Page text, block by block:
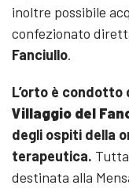
inoltre possibile
confezionato
Fanciullo.
L’orto è condotto
Villaggio del
degli ospiti della
terapeutica.
destinata alla